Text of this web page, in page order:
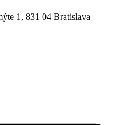
1, 831 04 Bratislava